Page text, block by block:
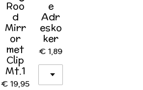
Roo
d
Mirr
or
met
Clip
Mt.1
€ 19,95
e
Adr
esko
ker
€ 1,89